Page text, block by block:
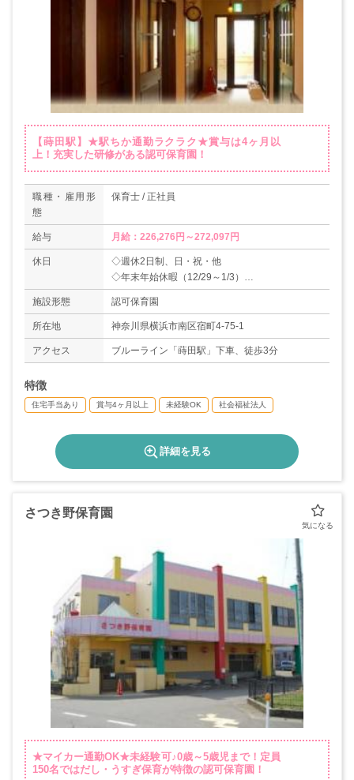
【蒔田駅】★駅ちか通勤ラクラク★賞与は4ヶ月以
上！充実した研修がある認可保育園！
職種・雇用形
態
保育士 / 正社員
給与 月給：226,276円～272,097円
休日
◇週休2日制、日・祝・他
◇年末年始休暇（12/29～1/3）
※年間カレンダーによる
◇有給休暇
◇育児休業取得実績あり
◇年間休日数：108日
施設形態 認可保育園
所在地 神奈川県横浜市南区宿町4-75-1
アクセス ブルーライン「蒔田駅」下車、徒歩3分
特徴
住宅手当あり 賞与4ヶ月以上 未経験OK 社会福祉法人
詳細を見る
さつき野保育園
★マイカー通勤OK★未経験可♪0歳～5歳児まで！定員
150名ではだし・うすぎ保育が特徴の認可保育園！